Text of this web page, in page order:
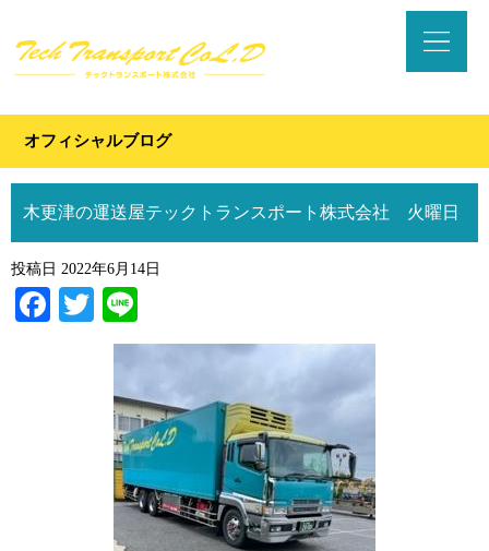
オフィシャルブログ
木更津の運送屋テックトランスポート株式会社 火曜日
投稿日 2022年6月14日
Facebook
Twitter